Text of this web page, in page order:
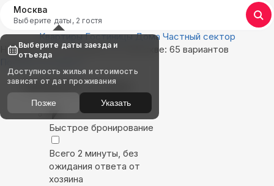
Москва
Выберите даты, 2 гостя
Квартиры Гостиницы Дома Частный сектор
Найдём, где остановиться в Москве: 65 вариантов
Показать на карте
Выбирайте лучшее
Быстрое бронирование
Всего 2 минуты, без
ожидания ответа от
хозяина
Выберите даты заезда и
отъезда
Доступность жилья и стоимость
зависят от дат проживания
Позже Указать